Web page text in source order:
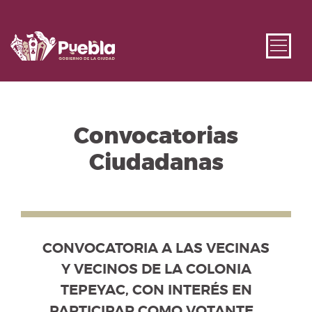
Convocatorias
Ciudadanas
Se muestra el listado de convocatorias disponibles.
CONVOCATORIA A LAS VECINAS Y
CONVOCATORIA A LAS VECINAS Y VECINOS
CONVOCATORIA A LAS VECINAS
Y VECINOS DE LA COLONIA
TEPEYAC, CON INTERÉS EN